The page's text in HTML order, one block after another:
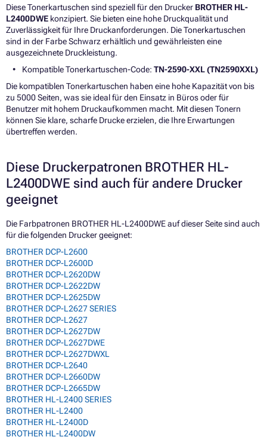
Diese Tonerkartuschen sind speziell für den Drucker BROTHER HL-
L2400DWE konzipiert. Sie bieten eine hohe Druckqualität und
Zuverlässigkeit für Ihre Druckanforderungen. Die Tonerkartuschen
sind in der Farbe Schwarz erhältlich und gewährleisten eine
ausgezeichnete Druckleistung.
Kompatible Tonerkartuschen-Code: TN-2590-XXL (TN2590XXL)
Die kompatiblen Tonerkartuschen haben eine hohe Kapazität von bis
zu 5000 Seiten, was sie ideal für den Einsatz in Büros oder für
Benutzer mit hohem Druckaufkommen macht. Mit diesen Tonern
können Sie klare, scharfe Drucke erzielen, die Ihre Erwartungen
übertreffen werden.
Diese Druckerpatronen BROTHER HL-
L2400DWE sind auch für andere Drucker
geeignet
Die Farbpatronen BROTHER HL-L2400DWE auf dieser Seite sind auch
für die folgenden Drucker geeignet:
BROTHER DCP-L2600
BROTHER DCP-L2600D
BROTHER DCP-L2620DW
BROTHER DCP-L2622DW
BROTHER DCP-L2625DW
BROTHER DCP-L2627 SERIES
BROTHER DCP-L2627
BROTHER DCP-L2627DW
BROTHER DCP-L2627DWE
BROTHER DCP-L2627DWXL
BROTHER DCP-L2640
BROTHER DCP-L2660DW
BROTHER DCP-L2665DW
BROTHER HL-L2400 SERIES
BROTHER HL-L2400
BROTHER HL-L2400D
BROTHER HL-L2400DW